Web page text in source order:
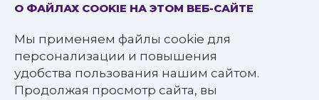
О ФАЙЛАХ COOKIE НА ЭТОМ ВЕБ-САЙТЕ
Мы применяем файлы cookie для
персонализации и повышения
удобства пользования нашим сайтом.
Продолжая просмотр сайта, вы
© 2016—2022 Государственное бюджетное
учреждение культуры
«Белгородская государственная специальная